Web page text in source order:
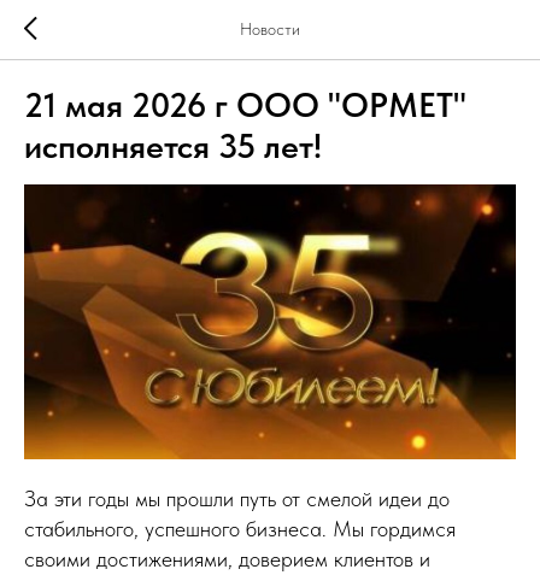
Новости
21 мая 2026 г ООО "ОРМЕТ"
исполняется 35 лет!
За эти годы мы прошли путь от смелой идеи до
стабильного, успешного бизнеса. Мы гордимся
своими достижениями, доверием клиентов и